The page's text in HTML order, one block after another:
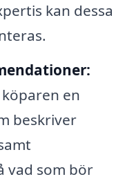
kan dessa
en
beskriver
vad som bör